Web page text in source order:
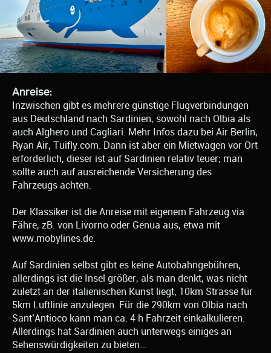
Anreise:
Inzwischen gibt es mehrere günstige Flugverbindungen
aus Deutschland nach Sardinien, sowohl nach Olbia als
auch Alghero und Cagliari. Mehr Infos dazu bei Air Berlin,
Ryan Air, Tuifly.com. Dann ist aber ein Mietwagen vor Ort
erforderlich, dieser ist auf Sardinien relativ teuer; man
sollte auch auf ausreichende Versicherung des
Fahrzeugs achten.
Der Klassiker ist die Anreise mit eigenem Fahrzeug via
Fähre, zB. von Livorno oder Genua aus, etwa mit
www.mobylines.de.
Auf Sardinien selbst gibt es keine Autobahngebühren,
allerdings ist die Insel größer, als man denkt, was nicht
zuletzt an der italienischen Kunst liegt, 10km Strasse für
5km Luftlinie anzulegen. Für die 290km von Olbia nach
Sant’Antioco kann man ca. 4 h Fahrzeit einkalkulieren.
Allerdings hat Sardinien auch unterwegs einiges an
Sehenswürdigkeiten zu bieten…